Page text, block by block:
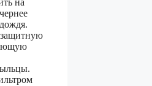
на
защитную